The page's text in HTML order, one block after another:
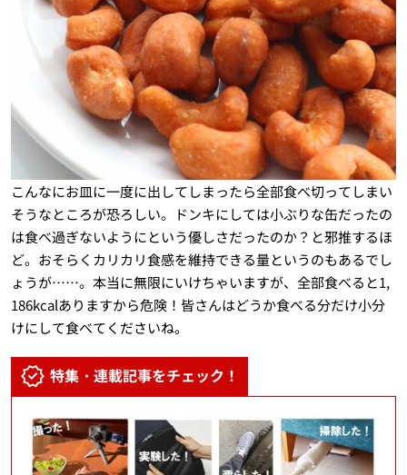
こんなにお皿に一度に出してしまったら全部食べ切ってしまい
そうなところが恐ろしい。ドンキにしては小ぶりな缶だったの
は食べ過ぎないようにという優しさだったのか？と邪推するほ
ど。おそらくカリカリ食感を維持できる量というのもあるでし
ょうが……。本当に無限にいけちゃいますが、全部食べると1,
186kcalありますから危険！皆さんはどうか食べる分だけ小分
けにして食べてくださいね。
特集・連載記事をチェック！